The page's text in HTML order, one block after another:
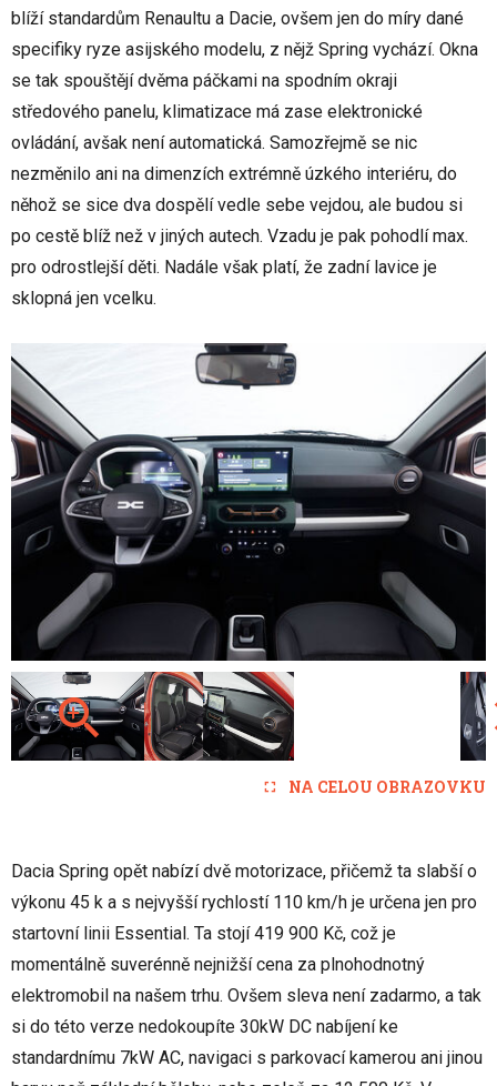
blíží standardům Renaultu a Dacie, ovšem jen do míry dané
specifiky ryze asijského modelu, z nějž Spring vychází. Okna
se tak spouštějí dvěma páčkami na spodním okraji
středového panelu, klimatizace má zase elektronické
ovládání, avšak není automatická. Samozřejmě se nic
nezměnilo ani na dimenzích extrémně úzkého interiéru, do
něhož se sice dva dospělí vedle sebe vejdou, ale budou si
po cestě blíž než v jiných autech. Vzadu je pak pohodlí max.
pro odrostlejší děti. Nadále však platí, že zadní lavice je
sklopná jen vcelku.
NA CELOU OBRAZOVKU
Dacia Spring opět nabízí dvě motorizace, přičemž ta slabší o
výkonu 45 k a s nejvyšší rychlostí 110 km/h je určena jen pro
startovní linii Essential. Ta stojí 419 900 Kč, což je
momentálně suverénně nejnižší cena za plnohodnotný
elektromobil na našem trhu. Ovšem sleva není zadarmo, a tak
si do této verze nedokoupíte 30kW DC nabíjení ke
standardnímu 7kW AC, navigaci s parkovací kamerou ani jinou